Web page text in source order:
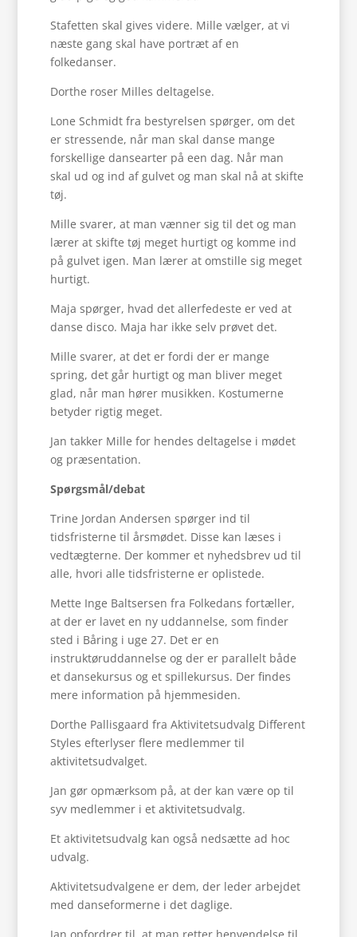
Stafetten skal gives videre. Mille vælger, at vi
næste gang skal have portræt af en
folkedanser.
Dorthe roser Milles deltagelse.
Lone Schmidt fra bestyrelsen spørger, om det
er stressende, når man skal danse mange
forskellige dansearter på een dag. Når man
skal ud og ind af gulvet og man skal nå at skifte
tøj.
Mille svarer, at man vænner sig til det og man
lærer at skifte tøj meget hurtigt og komme ind
på gulvet igen. Man lærer at omstille sig meget
hurtigt.
Maja spørger, hvad det allerfedeste er ved at
danse disco. Maja har ikke selv prøvet det.
Mille svarer, at det er fordi der er mange
spring, det går hurtigt og man bliver meget
glad, når man hører musikken. Kostumerne
betyder rigtig meget.
Jan takker Mille for hendes deltagelse i mødet
og præsentation.
Spørgsmål/debat
Trine Jordan Andersen spørger ind til
tidsfristerne til årsmødet. Disse kan læses i
vedtægterne. Der kommer et nyhedsbrev ud til
alle, hvori alle tidsfristerne er oplistede.
Mette Inge Baltsersen fra Folkedans fortæller,
at der er lavet en ny uddannelse, som finder
sted i Båring i uge 27. Det er en
instruktøruddannelse og der er parallelt både
et dansekursus og et spillekursus. Der findes
mere information på hjemmesiden.
Dorthe Pallisgaard fra Aktivitetsudvalg Different
Styles efterlyser flere medlemmer til
aktivitetsudvalget.
Jan gør opmærksom på, at der kan være op til
syv medlemmer i et aktivitetsudvalg.
Et aktivitetsudvalg kan også nedsætte ad hoc
udvalg.
Aktivitetsudvalgene er dem, der leder arbejdet
med danseformerne i det daglige.